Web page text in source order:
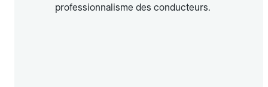
professionnalisme des conducteurs.